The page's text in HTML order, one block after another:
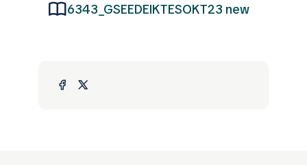
6343_GSEEDEIKTESOKT23 new